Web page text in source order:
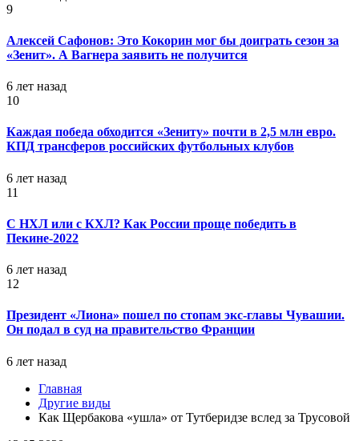
9
Алексей Сафонов: Это Кокорин мог бы доиграть сезон за
«Зенит». А Вагнера заявить не получится
6 лет назад
10
Каждая победа обходится «Зениту» почти в 2,5 млн евро.
КПД трансферов российских футбольных клубов
6 лет назад
11
С НХЛ или с КХЛ? Как России проще победить в
Пекине-2022
6 лет назад
12
Президент «Лиона» пошел по стопам экс-главы Чувашии.
Он подал в суд на правительство Франции
6 лет назад
Главная
Другие виды
Как Щербакова «ушла» от Тутберидзе вслед за Трусовой